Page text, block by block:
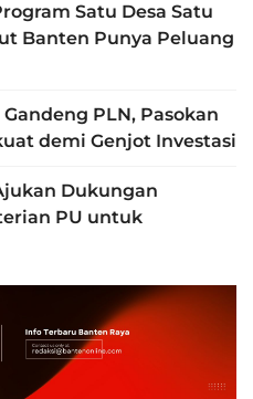
Satu Desa Satu
Banten Punya Peluang
PLN, Pasokan
demi Genjot Investasi
Dukungan
PU untuk